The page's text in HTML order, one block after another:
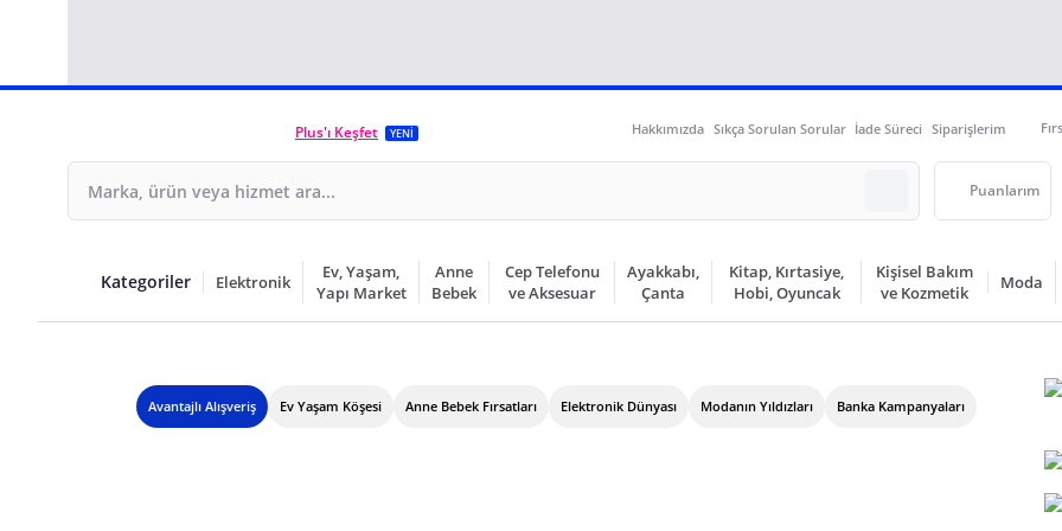
Plus'ı Keşfet YENİ Hakkımızda Sıkça Sorulan Sorular İade Süreci Siparişlerim
Puanlarım
Kategoriler Elektronik
Ev, Yaşam,
Yapı Market
Anne
Bebek
Cep Telefonu
ve Aksesuar
Ayakkabı,
Çanta
Kitap, Kırtasiye,
Hobi, Oyuncak
Kişisel Bakım
ve Kozmetik
Moda
Avantajlı Alışveriş Ev Yaşam Köşesi Anne Bebek Fırsatları​ Elektronik Dünyası Modanın Yıldızları Banka Kampanyaları